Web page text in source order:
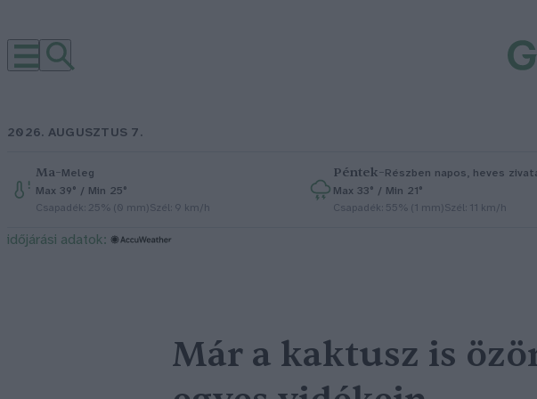
2026. AUGUSZTUS 7.
Ma–Meleg
Max 39° / Min 25°
Csapadék: 25% (0 mm)Szél: 9 km/h
Péntek–Részben napos, heves
Max 33° / Min 21°
Csapadék: 55% (1 mm)Szél: 11 km/h
időjárási adatok:
Már a kaktusz is